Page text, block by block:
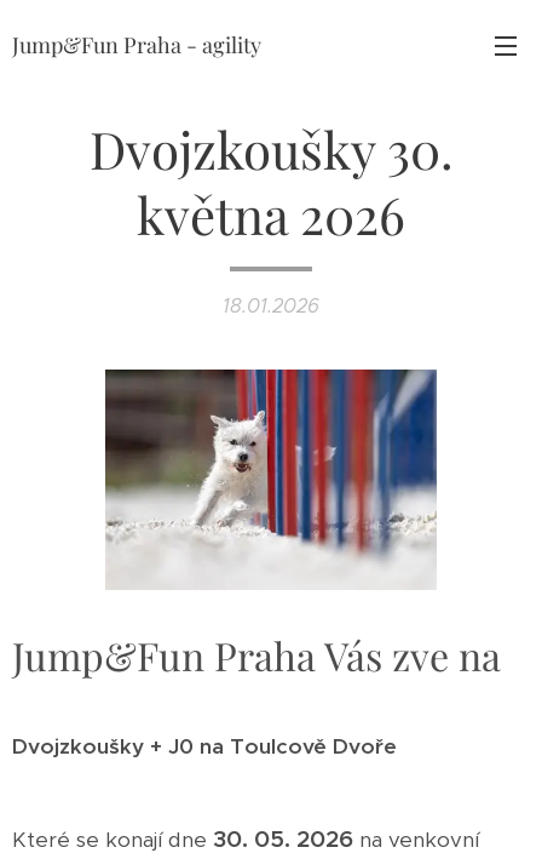
Jump&Fun Praha - agility
Dvojzkoušky 30.
května 2026
18.01.2026
Jump&Fun Praha Vás zve na
Dvojzkoušky + J0 na Toulcově Dvoře
Které se konají dne 30. 05. 2026 na venkovní